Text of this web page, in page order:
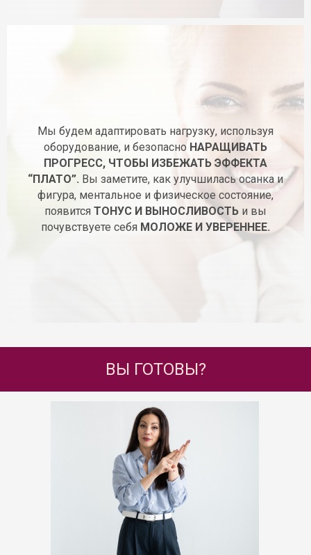
Мы будем адаптировать нагрузку, используя
оборудование, и безопасно НАРАЩИВАТЬ
ПРОГРЕСС, ЧТОБЫ ИЗБЕЖАТЬ ЭФФЕКТА
“ПЛАТО”. Вы заметите, как улучшилась осанка и
фигура, ментальное и физическое состояние,
появится ТОНУС И ВЫНОСЛИВОСТЬ и вы
почувствуете себя МОЛОЖЕ И УВЕРЕННЕЕ.
ВЫ ГОТОВЫ?